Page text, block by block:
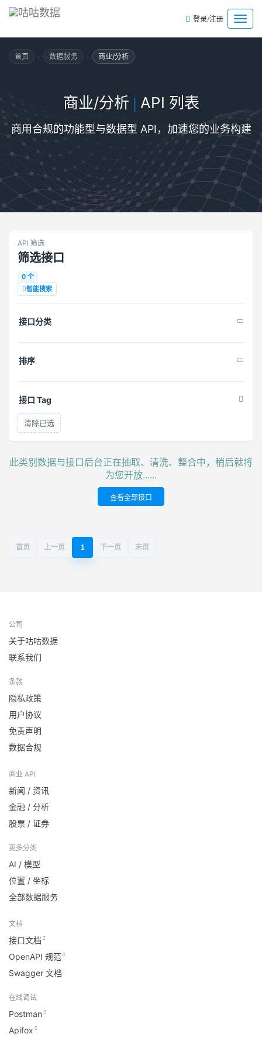
菜
单
登录/注册
首页 › 数据服务 › 商业/分析
商业/分析 | API 列表
商用合规的功能型与数据型 API，加速您的业务构建
API 筛选
筛选接口
0 个
智能搜索
接口分类
排序
接口 Tag
清除已选
此类别数据与接口后台正在抽取、清洗、整合中，稍后就将
为您开放......
查看全部接口
首页 上一页 1 下一页 末页
公司
关于咕咕数据
联系我们
条款
隐私政策
用户协议
免责声明
数据合规
商业 API
新闻 / 资讯
金融 / 分析
股票 / 证券
更多分类
AI / 模型
位置 / 坐标
全部数据服务
文档
接口文档
OpenAPI 规范
Swagger 文档
在线调试
Postman
Apifox